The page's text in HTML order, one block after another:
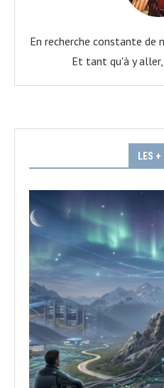
En recherche constante de
Et tant qu'à y
LES +